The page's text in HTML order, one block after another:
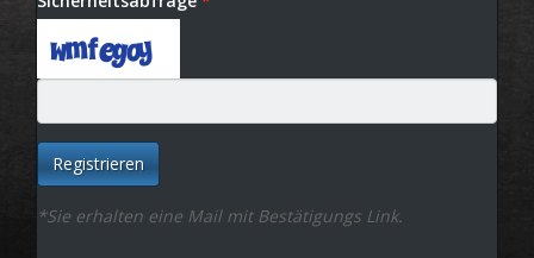
Registrieren
*Sie erhalten eine Mail mit Bestätigungs Link.